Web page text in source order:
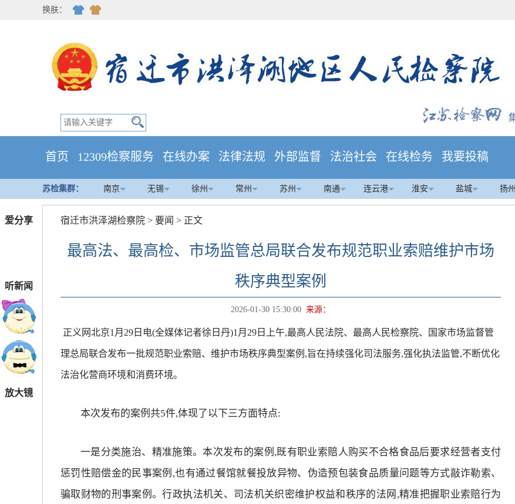
爱分享
听新闻
放大镜
换肤：
首页 12309检察服务 在线办案 法律法规 外部监督 法治社会 在线检务 我要投稿
苏检集群： 南京 无锡 徐州 常州 苏州 南通 连云港 淮安 盐城 扬州
宿迁市洪泽湖检察院 > 要闻 > 正文
最高法、最高检、市场监管总局联合发布规范职业索赔维护市场
秩序典型案例
2026-01-30 15:30:00 来源：
正义网北京1月29日电(全媒体记者徐日丹)1月29日上午,最高人民法院、最高人民检察院、国家市场监督管
理总局联合发布一批规范职业索赔、维护市场秩序典型案例,旨在持续强化司法服务,强化执法监管,不断优化
法治化营商环境和消费环境。
本次发布的案例共5件,体现了以下三方面特点:
一是分类施治、精准施策。本次发布的案例,既有职业索赔人购买不合格食品后要求经营者支付
惩罚性赔偿金的民事案例,也有通过餐馆就餐投放异物、伪造预包装食品质量问题等方式敲诈勒索、
骗取财物的刑事案例。行政执法机关、司法机关织密维护权益和秩序的法网,精准把握职业索赔行为